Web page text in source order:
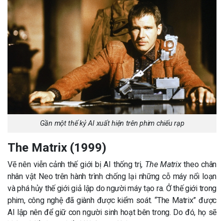
Gần một thế kỷ AI xuất hiện trên phim chiếu rạp
The Matrix (1999)
Vẽ nên viễn cảnh thế giới bị AI thống trị, The Matrixtheo chân
nhân vật Neo trên hành trình chống lại những cỗ máy nổi loạn
và phá hủy thế giới giả lập do người máy tạo ra. Ở thế giới trong
phim, công nghệ đã giành được kiểm soát. “The Matrix” được
AI lập nên để giữ con người sinh hoạt bên trong. Do đó, họ sẽ